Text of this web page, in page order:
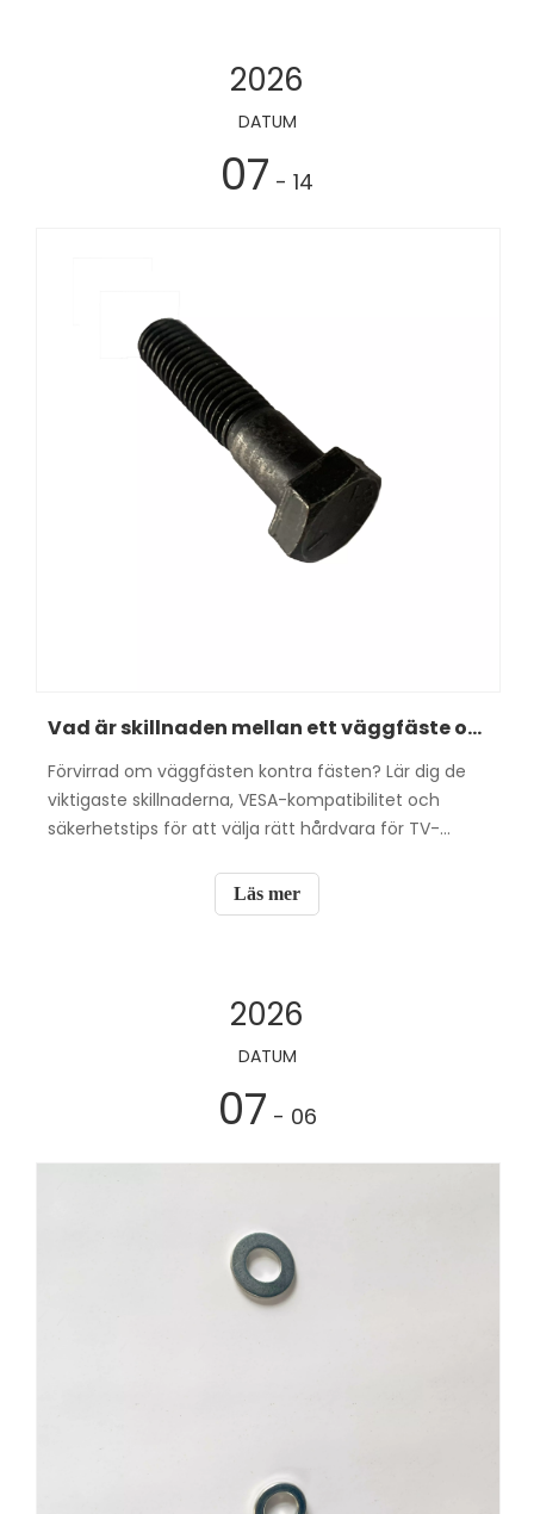
2026
DATUM
07 - 14
Vad är skillnaden mellan ett väggfäste och ett väggfäste?
Förvirrad om väggfästen kontra fästen? Lär dig de
viktigaste skillnaderna, VESA-kompatibilitet och
säkerhetstips för att välja rätt hårdvara för TV-
Läs mer
2026
DATUM
07 - 06